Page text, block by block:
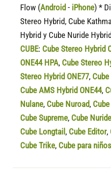
Flow (Android - iPhone) *
Stereo Hybrid, Cube
Hybrid y Cube Nuride
CUBE: Cube Stereo Hybrid
ONE44 HPA, Cube Stereo
Stereo Hybrid ONE77,
Cube AMS Hybrid ONE44,
Nulane, Cube Nuroad,
Cube Supreme, Cube Nuride
Cube Longtail , Cube Editor,
Cube Trike, Cube para niños